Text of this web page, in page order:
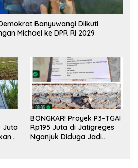
Banyuwangi Diikuti
Michael ke DPR RI 2029
Juta
BONGKAR! Proyek P3-TGAI
Rp195 Juta di Jatigreges
Nganjuk Diduga Jadi